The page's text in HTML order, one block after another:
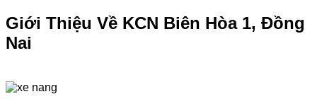
Giới Thiệu Về KCN Biên Hòa 1, Đồng
Nai